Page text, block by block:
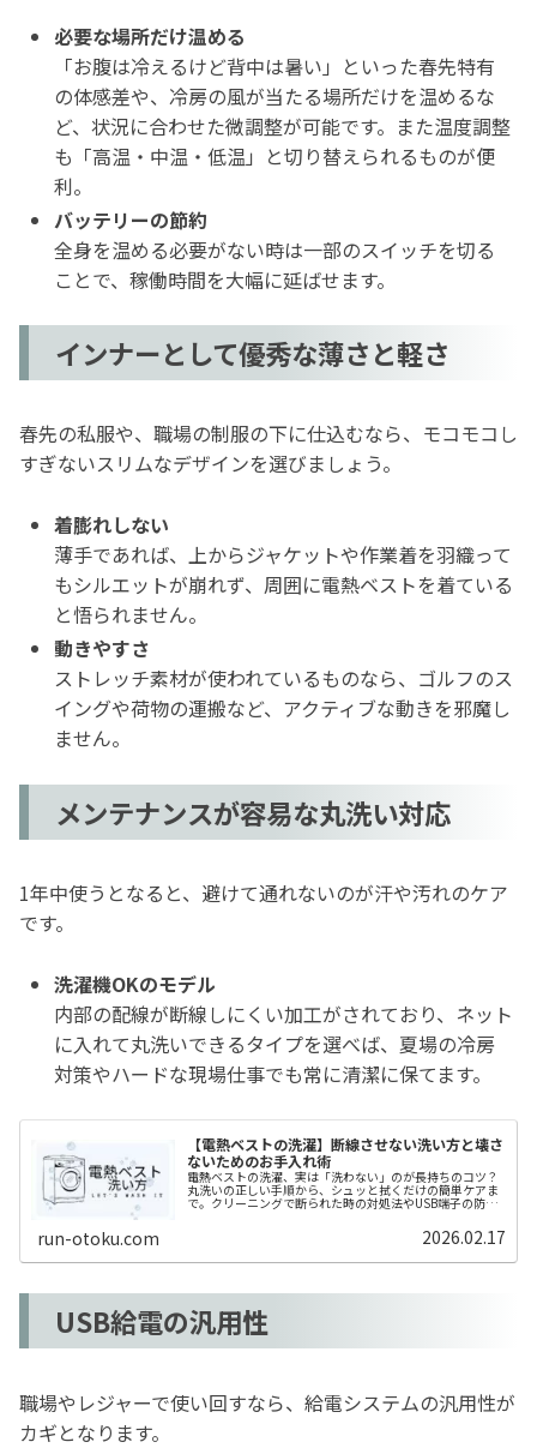
必要な場所だけ温める
「お腹は冷えるけど背中は暑い」といった春先特有
の体感差や、冷房の風が当たる場所だけを温めるな
ど、状況に合わせた微調整が可能です。また温度調整
も「高温・中温・低温」と切り替えられるものが便
利。
バッテリーの節約
全身を温める必要がない時は一部のスイッチを切る
ことで、稼働時間を大幅に延ばせます。
インナーとして優秀な薄さと軽さ
春先の私服や、職場の制服の下に仕込むなら、モコモコし
すぎないスリムなデザインを選びましょう。
着膨れしない
薄手であれば、上からジャケットや作業着を羽織って
もシルエットが崩れず、周囲に電熱ベストを着ている
と悟られません。
動きやすさ
ストレッチ素材が使われているものなら、ゴルフのス
イングや荷物の運搬など、アクティブな動きを邪魔し
ません。
メンテナンスが容易な丸洗い対応
1年中使うとなると、避けて通れないのが汗や汚れのケア
です。
洗濯機OKのモデル
内部の配線が断線しにくい加工がされており、ネット
に入れて丸洗いできるタイプを選べば、夏場の冷房
対策やハードな現場仕事でも常に清潔に保てます。
【電熱ベストの洗濯】断線させない洗い方と壊さ
ないためのお手入れ術
電熱ベストの洗濯、実は「洗わない」のが長持ちのコツ？
丸洗いの正しい手順から、シュッと拭くだけの簡単ケアま
で。クリーニングで断られた時の対処法やUSB端子の防水
裏技などを解説。
run-otoku.com 2026.02.17
USB給電の汎用性
職場やレジャーで使い回すなら、給電システムの汎用性が
カギとなります。